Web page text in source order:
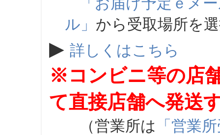
ル」 から受取場所を
▶ 詳しくはこちら
※コンビニ等の店
て直接店舗へ発送
（営業所は 「営業